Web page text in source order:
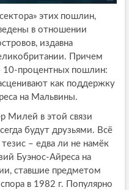
этих пошлин,
в отношении
издавна
Причем
10-процентных пошлин:
как поддержку
на Мальвины.
Милей в этой связи
будут друзьями. Всё
– едва ли не намёк
Буэнос-Айреса на
ставшие предметом
в 1982 г. Популярно